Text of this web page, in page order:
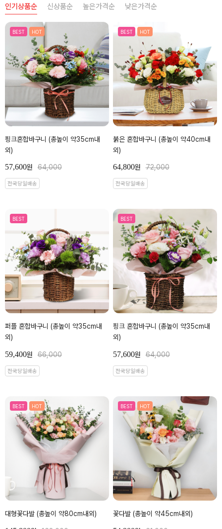
인기상품순 신상품순 높은가격순 낮은가격순
BEST HOT
핑크혼합바구니 (총높이 약35cm내
외)
57,600원 64,000
전국당일배송
BEST HOT
붉은 혼합바구니 (총높이 약40cm내
외)
64,800원 72,000
전국당일배송
BEST
퍼플 혼합바구니 (총높이 약35cm내
외)
59,400원 66,000
전국당일배송
BEST
핑크 혼합바구니 (총높이 약35cm내
외)
57,600원 64,000
전국당일배송
BEST HOT
대형꽃다발 (총높이 약80cm내외)
BEST HOT
꽃다발 (총높이 약45cm내외)